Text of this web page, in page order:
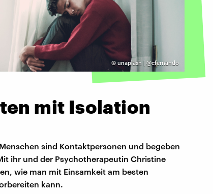
© unaplash | @cfernando
mit Isolation
sind Kontaktpersonen und begeben
ihr und der Psychotherapeutin Christine
wie man mit Einsamkeit am besten
kann.